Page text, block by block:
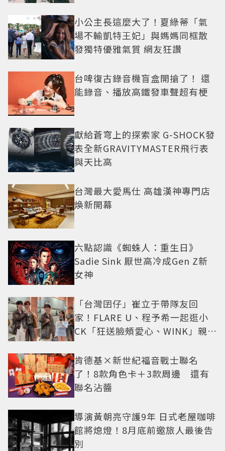
小公主長這麼大了！夏綠蒂「氣
場不輸凱特王妃」與媽媽同框散
發獨特優雅氣質 網友狂讚
台啤復古錄音機盲盒開搶了！ 還
能錄音、播放高鐵發車聲超有梗
獻給蒼穹上的探索家 G-SHOCK發
表全新GRAVITYMASTER飛行表
與天比高
台灣最大愛馬仕 高雄漢神專門店
煥新開幕
六點認識《蜘蛛人：重生日》
Sadie Sink 厭世高冷成Gen Z新
女神
「台灣囝仔」崔立于帶隊友回
家！FLARE U、程予希一起逛小
CK「狂送臉頰愛心、WINK」親曝
肯德基×新世紀福音戰士聯名
了！8款角色卡＋3款周邊 還有
聯名沾醬
導演黃朝亮守護9年 日式老屋咖啡
館將熄燈！8月底前邀旅人最後告
別